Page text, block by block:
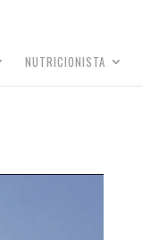
NUTRICIONISTA